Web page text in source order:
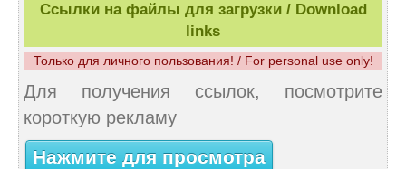
Ссылки на файлы для загрузки / Download
links
Только для личного пользования! / For personal use only!
Для получения ссылок, посмотрите
короткую рекламу
Нажмите для просмотра